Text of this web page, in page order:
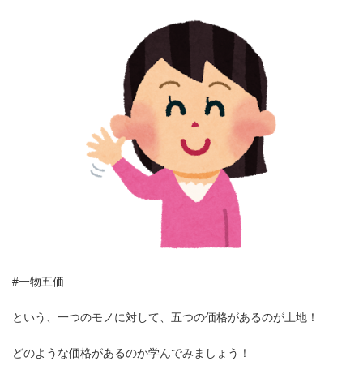
#一物五価
という、一つのモノに対して、五つの価格があるのが土地！
どのような価格があるのか学んでみましょう！